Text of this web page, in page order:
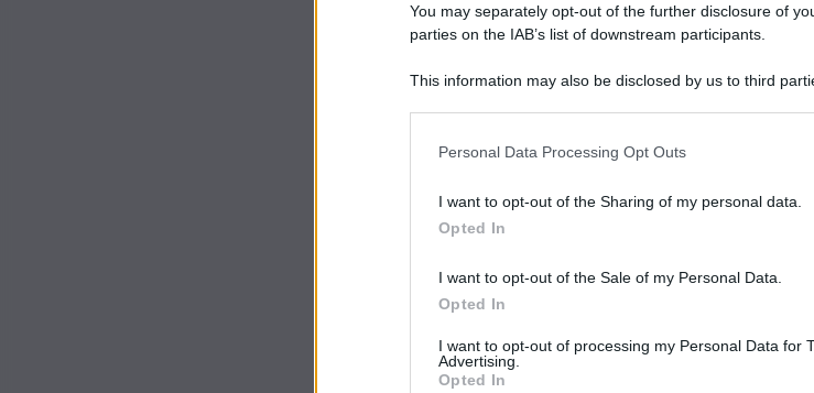
You may separately opt-out of the further disclosure of
parties on the IAB’s list of downstream participants.
This information may also be disclosed by us to third
Personal Data Processing Opt Outs
I want to opt-out of the Sharing of my personal data.
Opted In
I want to opt-out of the Sale of my Personal Data.
Opted In
I want to opt-out of processing my Personal Data for
Advertising.
Opted In